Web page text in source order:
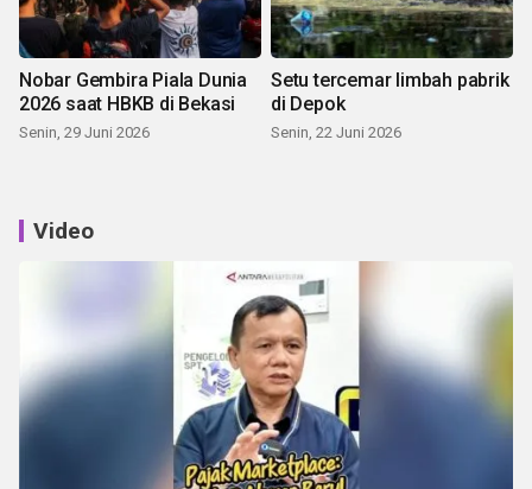
Nobar Gembira Piala Dunia
2026 saat HBKB di Bekasi
Senin, 29 Juni 2026
Setu tercemar limbah pabrik
di Depok
Senin, 22 Juni 2026
Video